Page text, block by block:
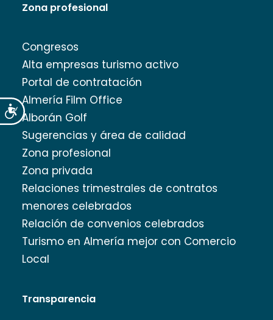
Accesibilidad
Zona profesional
Congresos
Alta empresas turismo activo
Portal de contratación
Almería Film Office
Alborán Golf
Sugerencias y área de calidad
Zona profesional
Zona privada
Relaciones trimestrales de contratos
menores celebrados
Relación de convenios celebrados
Turismo en Almería mejor con Comercio
Local
Transparencia